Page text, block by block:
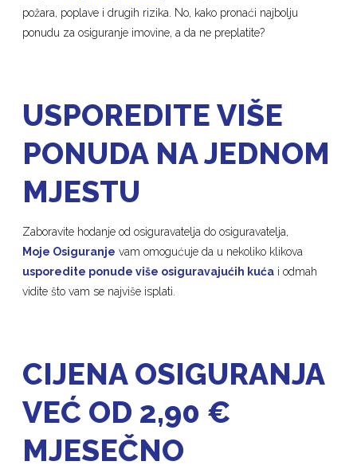
požara, poplave i drugih rizika. No, kako pronaći najbolju
ponudu za osiguranje imovine, a da ne preplatite?
USPOREDITE VIŠE
PONUDA NA JEDNOM
MJESTU
Zaboravite hodanje od osiguravatelja do osiguravatelja,
Moje Osiguranje vam omogućuje da u nekoliko klikova
usporedite ponude više osiguravajućih kuća i odmah
vidite što vam se najviše isplati.
CIJENA OSIGURANJA
VEĆ OD 2,90 €
MJESEČNO